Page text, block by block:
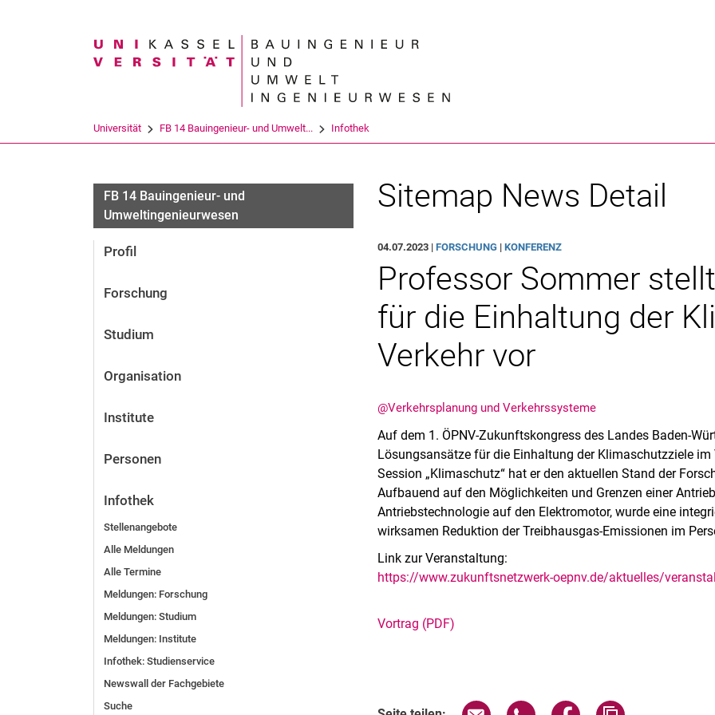
Suchbegriff
Universität FB 14 Bauingenieur- und Umwelt... Infothek
FB 14 Bauingenieur- und
Umweltingenieurwesen
Profil
Forschung
Studium
Organisation
Institute
Personen
Infothek
Stellenangebote
Alle Meldungen
Alle Termine
Meldungen: Forschung
Meldungen: Stu­di­um
Meldungen: Institute
Infothek: Studienservice
Newswall der Fachgebiete
Suche
Sitemap News Detail
04.07.2023 |FORSCHUNG |KONFERENZ
Professor Sommer
für die Einhaltung der
Verkehr vor
@Verkehrsplanung und Verkehrssysteme
Auf dem 1. ÖPNV-Zukunftskongress des Landes Baden-
Lösungsansätze für die Einhaltung der Klimaschutzziele
Session „Klimaschutz“ hat er den aktuellen Stand der
Aufbauend auf den Möglichkeiten und Grenzen einer
Antriebstechnologie auf den Elektromotor, wurde eine
wirksamen Reduktion der Treibhausgas-Emissionen im
Link zur Veranstaltung:
https://www.zukunftsnetzwerk-oepnv.de/aktuelles/
Vortrag (PDF)
Seite über E-Mail teilen
Seite über WhatsApp teilen
Seite über Facebook